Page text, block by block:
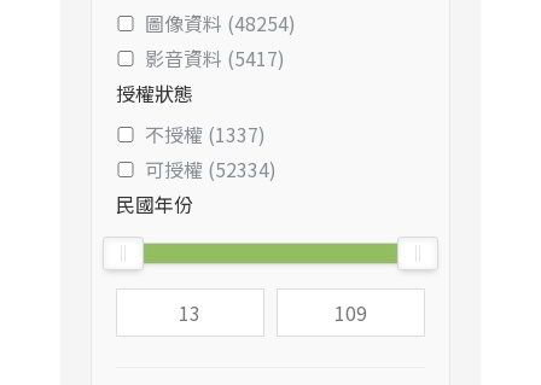
圖像資料 (48254)
影音資料 (5417)
授權狀態
不授權 (1337)
可授權 (52334)
民國年份